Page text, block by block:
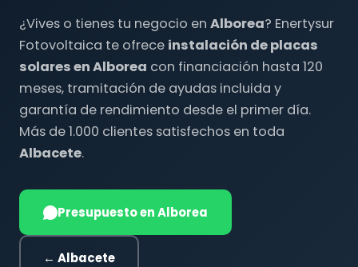
¿Vives o tienes tu negocio en Alborea? Enertysur
Fotovoltaica te ofrece instalación de placas
solares en Alborea con financiación hasta 120
meses, tramitación de ayudas incluida y
garantía de rendimiento desde el primer día.
Más de 1.000 clientes satisfechos en toda
Albacete.
Presupuesto en Alborea
← Albacete